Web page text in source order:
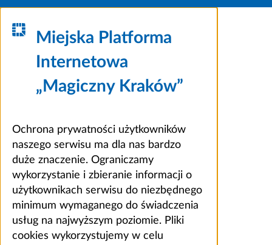
Miejska Platforma
Internetowa
„Magiczny Kraków”
Ochrona prywatności użytkowników
naszego serwisu ma dla nas bardzo
duże znaczenie. Ograniczamy
wykorzystanie i zbieranie informacji o
użytkownikach serwisu do niezbędnego
minimum wymaganego do świadczenia
usług na najwyższym poziomie. Pliki
cookies wykorzystujemy w celu